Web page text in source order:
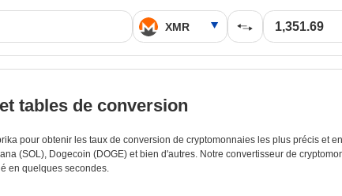
tables de conversion
pour obtenir les taux de conversion de cryptomonnaies les plus précis et
(SOL), Dogecoin (DOGE) et bien d'autres. Notre convertisseur de
en quelques secondes.